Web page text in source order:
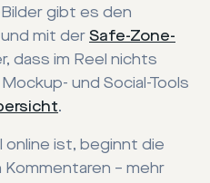
gibt es den
und mit der Safe-Zone-
dass im Reel nichts
und Social-Tools
.
online ist, beginnt die
– mehr